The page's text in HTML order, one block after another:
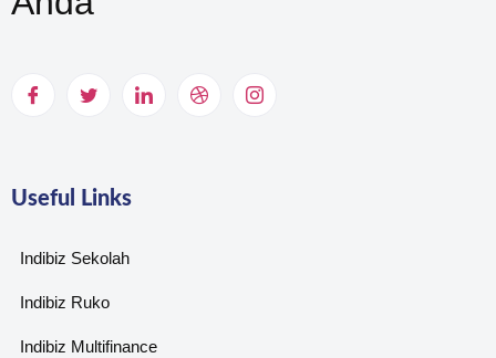
Useful Links
Indibiz Sekolah
Indibiz Ruko
Indibiz Multifinance